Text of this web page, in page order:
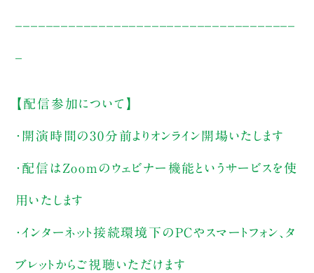
【配信参加について】
・開演時間の30分前よりオンライン開場いたします
・配信はZoomのウェビナー機能というサービスを使
用いたします
・インターネット接続環境下のPCやスマートフォン、タ
ブレットからご視聴いただけます